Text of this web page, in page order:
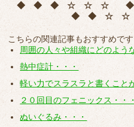
◆ ◆ ◆ ☆ ☆ ☆
◆ ◆ ☆
こちらの関連記事もおすすめです
周囲の人々や組織にどのよう
熱中症計・・・
軽い力でスラスラと書くこと
２０回目のフェニックス・・・
ぬいぐるみ・・・